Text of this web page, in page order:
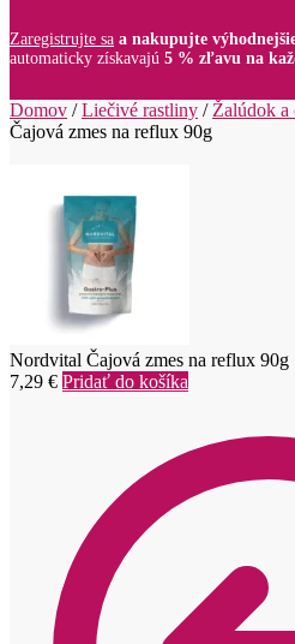
Zaregistrujte sa a nakupujte
automaticky získavajú 5 % zľavu na
Domov /Liečivé rastliny / Žalúdok a
Čajová zmes na reflux 90g
Nordvital Čajová zmes na reflux 90g
7,29 € Pridať do košíka